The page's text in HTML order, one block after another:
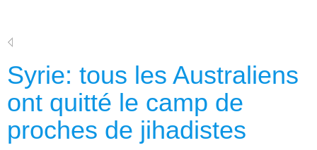
Syrie: tous les Australiens
ont quitté le camp de
proches de jihadistes